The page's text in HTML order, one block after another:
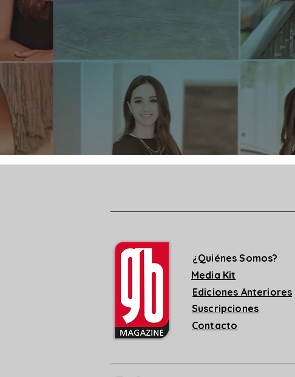
¿Quiénes Somos?
Media Kit
Ediciones Anteriores
Suscripciones
Contacto